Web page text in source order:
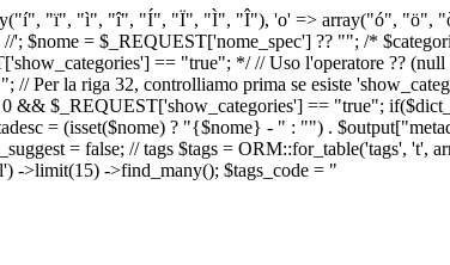
"ï", "ì", "î", "Í", "Ï", "Ì", "Î"), 'o' => array("ó", "ö",
//'; $nome = $_REQUEST['nome_spec'] ?? ""; /*
== "true"; */ // Uso l'operatore ?? (null
la riga 32, controlliamo prima se esiste
&& $_REQUEST['show_categories'] == "true";
= (isset($nome) ? "{$nome} - " : "") .
= false; // tags $tags = ORM::for_table('tags', 't',
->limit(15) ->find_many(); $tags_code = "